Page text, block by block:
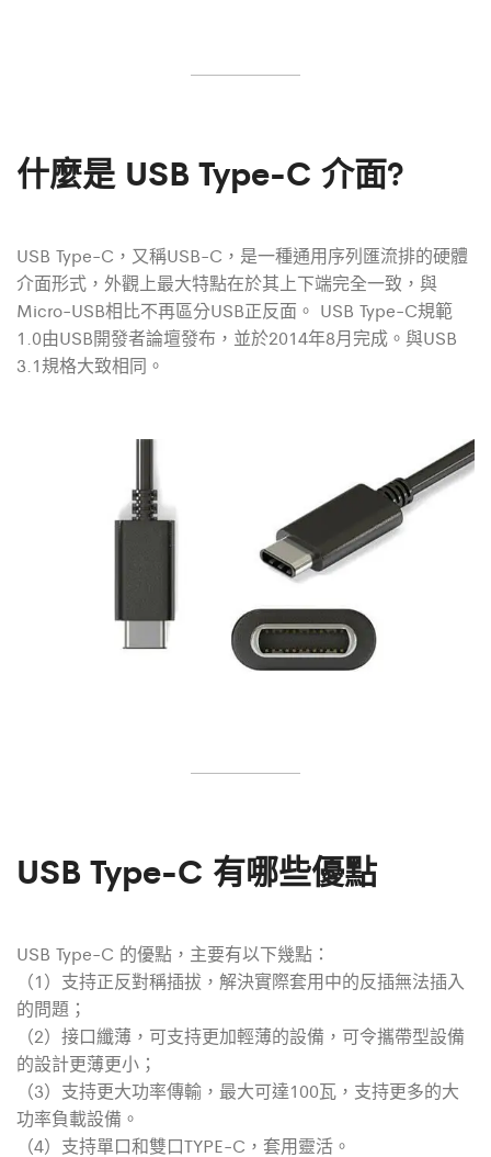
什麼是 USB Type-C 介面?
USB Type-C，又稱USB-C，是一種通用序列匯流排的硬體
介面形式，外觀上最大特點在於其上下端完全一致，與
Micro-USB相比不再區分USB正反面。 USB Type-C規範
1.0由USB開發者論壇發布，並於2014年8月完成。與USB
3.1規格大致相同。
USB Type-C 有哪些優點
USB Type-C 的優點，主要有以下幾點：
（1）支持正反對稱插拔，解決實際套用中的反插無法插入
的問題；
（2）接口纖薄，可支持更加輕薄的設備，可令攜帶型設備
的設計更薄更小；
（3）支持更大功率傳輸，最大可達100瓦，支持更多的大
功率負載設備。
（4）支持單口和雙口TYPE-C，套用靈活。